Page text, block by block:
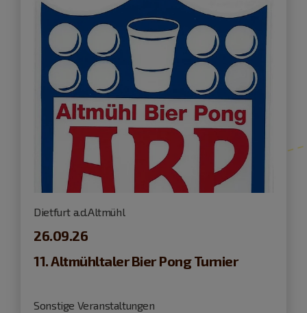
Dietfurt a.d.Altmühl
26.09.26
11. Altmühltaler Bier Pong Turnier
Sonstige Veranstaltungen